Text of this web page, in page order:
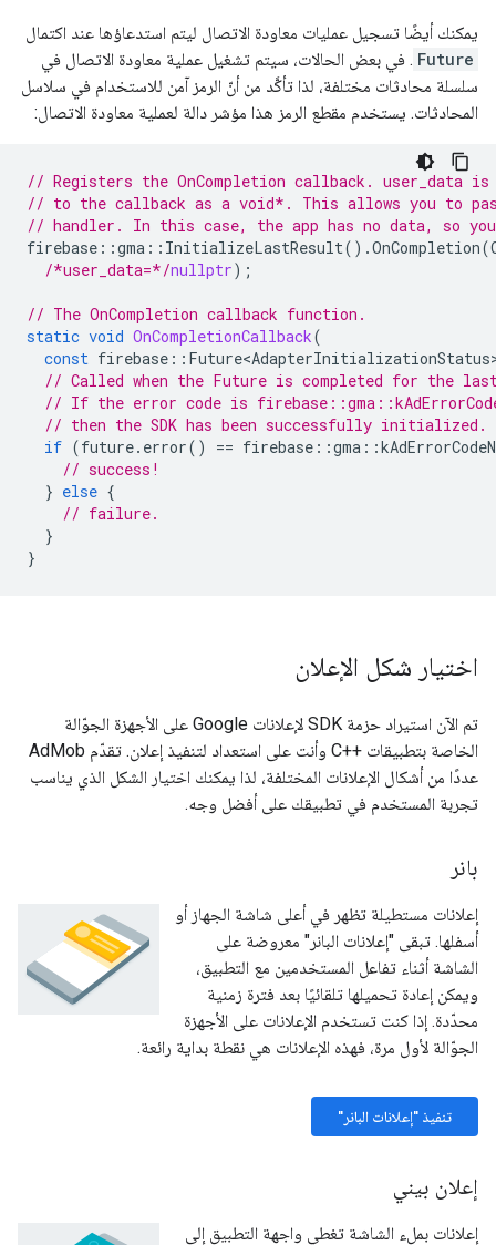
يمكنك أيضًا تسجيل عمليات معاودة الاتصال ليتم استدعاؤها عند اكتمال
Future . في بعض الحالات، سيتم تشغيل عملية معاودة الاتصال في
سلسلة محادثات مختلفة، لذا تأكَّد من أنّ الرمز آمن للاستخدام في سلاسل
المحادثات. يستخدم مقطع الرمز هذا مؤشر دالة لعملية معاودة الاتصال:
// Registers the OnCompletion callback. user_data
// to the callback as a void*. This allows you to
// handler. In this case, the app has no data, so
firebase ::gma :: InitializeLastResult().OnCompletion(
/*user_data=*/nullptr);
// The OnCompletion callback function.
static void OnCompletionCallback(
const firebase ::
// Called when the Future is completed for the
// If the error code is
// then the SDK has been successfully initialized.
if (future. error() == firebase ::gma ::
// success!
} else {
// failure.
}
}
اختيار شكل الإعلان
تم الآن استيراد حزمة SDK لإعلانات Google على الأجهزة الجوّالة
الخاصة بتطبيقات ++C وأنت على استعداد لتنفيذ إعلان. تقدّم AdMob
عددًا من أشكال الإعلانات المختلفة، لذا يمكنك اختيار الشكل الذي يناسب
تجربة المستخدم في تطبيقك على أفضل وجه.
بانر
إعلانات مستطيلة تظهر في أعلى شاشة الجهاز أو
أسفلها. تبقى "إعلانات البانر" معروضة على
الشاشة أثناء تفاعل المستخدمين مع التطبيق،
ويمكن إعادة تحميلها تلقائيًا بعد فترة زمنية
محدّدة. إذا كنت تستخدم الإعلانات على الأجهزة
الجوّالة لأول مرة، فهذه الإعلانات هي نقطة بداية رائعة.
تنفيذ "إعلانات البانر"
إعلان بيني
إعلانات بملء الشاشة تغطي واجهة التطبيق إلى